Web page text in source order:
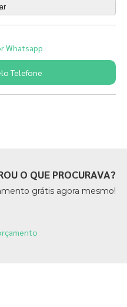
Whatsapp
Telefone
O QUE PROCURAVA?
grátis agora mesmo!